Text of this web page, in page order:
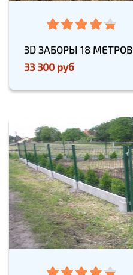
3D ЗАБОРЫ 18 МЕТРОВ
33 300 руб